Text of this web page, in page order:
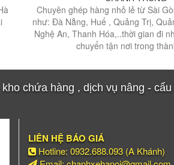
Chuyên ghép hàng nhỏ lẻ từ Sài
như: Đà Nẵng, Huế , Quảng Trị,
Nghệ An, Thanh Hóa,..thời gian đi
chuyển tận nơi trong
chứa hàng , dịch vụ nâng -
LIÊN HỆ BÁO GIÁ
Hotline: 0932.688.093 (A Khánh)